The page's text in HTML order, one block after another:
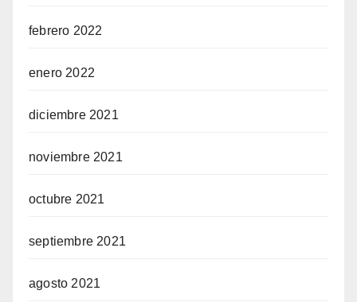
febrero 2022
enero 2022
diciembre 2021
noviembre 2021
octubre 2021
septiembre 2021
agosto 2021